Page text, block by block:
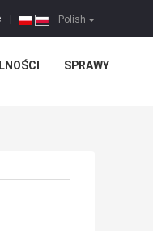
Polish
SPRAWY